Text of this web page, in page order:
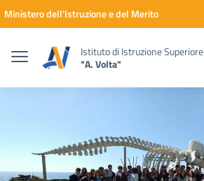
Vai ai contenuti
Vai al menu di navigazione
Vai al footer
Ministero dell'Istruzione e del Merito
Istituto di Istruzione Superiore
"A. Volta"